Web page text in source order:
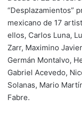
“Desplazamientos”
mexicano de 17
ellos, Carlos Luna,
Zarr, Maximino
Germán Montalvo,
Gabriel Acevedo,
Solanas, Mario
Fabre.